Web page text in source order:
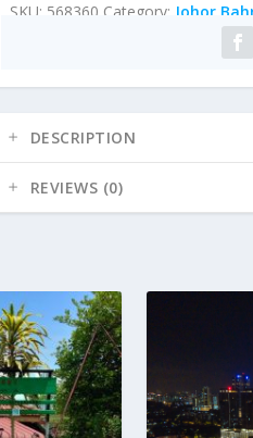
SKU: 568360 Category: Johor
DESCRIPTION
REVIEWS (0)